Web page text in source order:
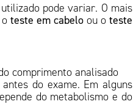
pode variar. O mais
teste em cabelo ou o teste
comprimento analisado
do exame. Em alguns
do metabolismo e do